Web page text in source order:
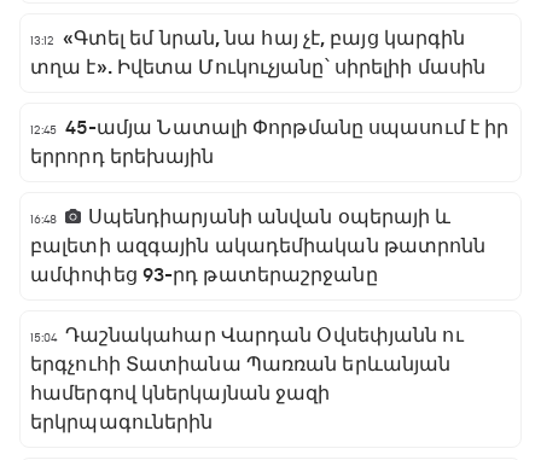
13:12
«Գտել եմ նրան, նա հայ չէ, բայց կարգին
տղա է». Իվետա Մուկուչյանը՝ սիրելիի մասին
12:45 45-ամյա Նատալի Փորթմանը սպասում է իր
երրորդ երեխային
16:48
Սպենդիարյանի անվան օպերայի և
բալետի ազգային ակադեմիական թատրոնն
ամփոփեց 93-րդ թատերաշրջանը
15:04 Դաշնակահար Վարդան Օվսեփյանն ու
երգչուհի Տատիանա Պառռան երևանյան
համերգով կներկայնան ջազի
երկրպագուներին